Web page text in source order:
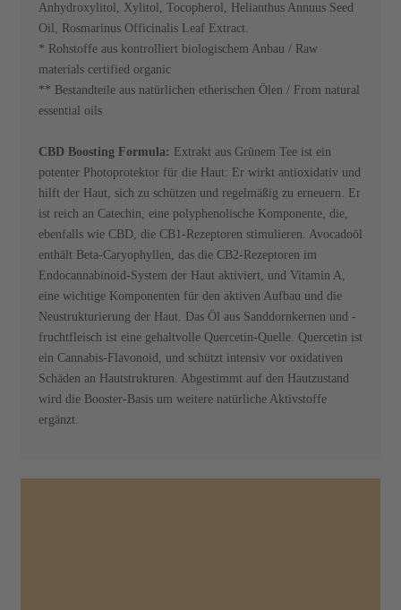
Anhydroxylitol, Xylitol, Tocopherol, Helianthus Annuus Seed
Oil, Rosmarinus Officinalis Leaf Extract.
* Rohstoffe aus kontrolliert biologischem Anbau / Raw
materials certified organic
** Bestandteile aus natürlichen etherischen Ölen / From natural
essential oils
CBD Boosting Formula: Extrakt aus Grünem Tee ist ein
potenter Photoprotektor für die Haut: Er wirkt antioxidativ und
hilft der Haut, sich zu schützen und regelmäßig zu erneuern. Er
ist reich an Catechin, eine polyphenolische Komponente, die,
ebenfalls wie CBD, die CB1-Rezeptoren stimulieren. Avocadoöl
enthält Beta-Caryophyllen, das die CB2-Rezeptoren im
Endocannabinoid-System der Haut aktiviert, und Vitamin A,
eine wichtige Komponenten für den aktiven Aufbau und die
Neustrukturierung der Haut. Das Öl aus Sanddornkernen und -
fruchtfleisch ist eine gehaltvolle Quercetin-Quelle. Quercetin ist
ein Cannabis-Flavonoid, und schützt intensiv vor oxidativen
Schäden an Hautstrukturen. Abgestimmt auf den Hautzustand
wird die Booster-Basis um weitere natürliche Aktivstoffe
ergänzt.